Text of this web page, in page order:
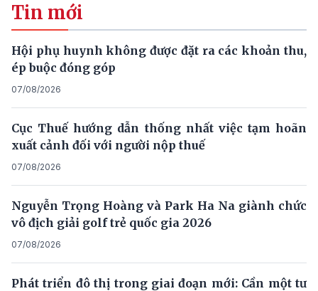
Tin mới
Hội phụ huynh không được đặt ra các khoản thu,
ép buộc đóng góp
07/08/2026
Cục Thuế hướng dẫn thống nhất việc tạm hoãn
xuất cảnh đối với người nộp thuế
07/08/2026
Nguyễn Trọng Hoàng và Park Ha Na giành chức
vô địch giải golf trẻ quốc gia 2026
07/08/2026
Phát triển đô thị trong giai đoạn mới: Cần một tư